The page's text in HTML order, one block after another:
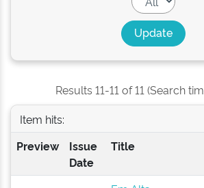
Results 11-11 of 11 (Search
Item hits:
Preview
Issue
Date
Title